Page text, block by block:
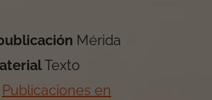
Mérida
Texto
Publicaciones en